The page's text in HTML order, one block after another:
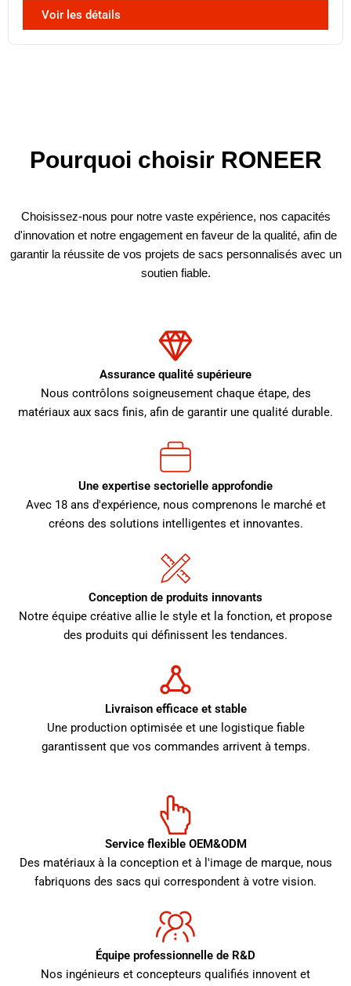
Voir les détails
Pourquoi choisir RONEER
Choisissez-nous pour notre vaste expérience, nos capacités
d'innovation et notre engagement en faveur de la qualité, afin de
garantir la réussite de vos projets de sacs personnalisés avec un
soutien fiable.
Assurance qualité supérieure
Nous contrôlons soigneusement chaque étape, des
matériaux aux sacs finis, afin de garantir une qualité durable.
Une expertise sectorielle approfondie
Avec 18 ans d'expérience, nous comprenons le marché et
créons des solutions intelligentes et innovantes.
Conception de produits innovants
Notre équipe créative allie le style et la fonction, et propose
des produits qui définissent les tendances.
Livraison efficace et stable
Une production optimisée et une logistique fiable
garantissent que vos commandes arrivent à temps.
Service flexible OEM&ODM
Des matériaux à la conception et à l'image de marque, nous
fabriquons des sacs qui correspondent à votre vision.
Équipe professionnelle de R&D
Nos ingénieurs et concepteurs qualifiés innovent et